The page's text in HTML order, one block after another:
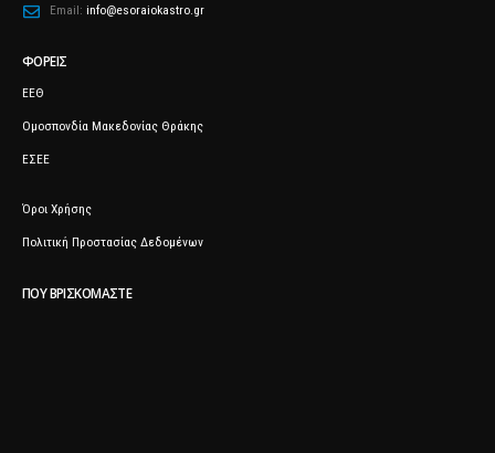
Email: info@esoraiokastro.gr
ΦΟΡΕΊΣ
ΕΕΘ
Ομοσπονδία Μακεδονίας Θράκης
ΕΣΕΕ
Όροι Χρήσης
Πολιτική Προστασίας Δεδομένων
ΠΟΥ ΒΡΙΣΚΌΜΑΣΤΕ